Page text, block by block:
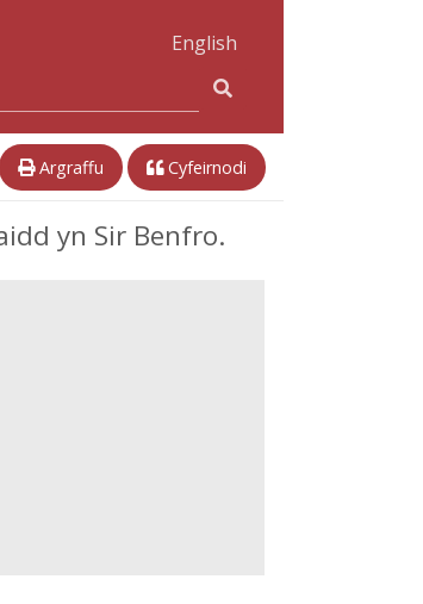
English
Argraffu Cyfeirnodi
yn Sir Benfro.